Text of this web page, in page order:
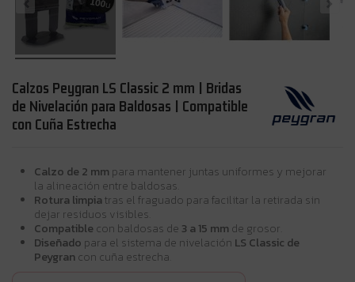
Calzos Peygran LS Classic 2 mm | Bridas
de Nivelación para Baldosas | Compatible
con Cuña Estrecha
Calzo de 2 mm para mantener juntas uniformes y mejorar
la alineación entre baldosas.
Rotura limpiatras el fraguado para facilitar la retirada sin
dejar residuos visibles.
Compatible con baldosas de 3 a 15 mm de grosor.
Diseñado para el sistema de nivelación LS Classic de
Peygran con cuña estrecha.